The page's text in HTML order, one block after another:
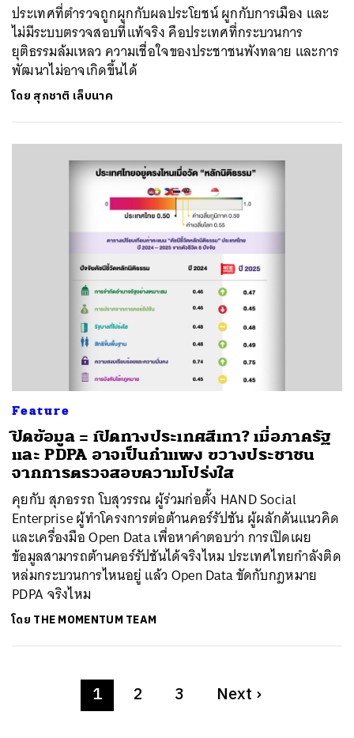
ประเทศที่ตำรวจถูกผูกกับผลประโยชน์ ผูกกับการเมือง และ
ไม่มีระบบตรวจสอบที่แท้จริง คือประเทศที่กระบวนการ
ยุติธรรมล้มเหลว ความเชื่อใจของประชาชนพังทลาย และการ
พัฒนาไม่อาจเกิดขึ้นได้
โดย สุภชาติ เล็บนาค
Feature
ปิดข้อมูล = เปิดทางประเทศสีเทา? เมื่อภาครัฐ
และ PDPA อาจเป็นกำแพง ขวางประชาชน
จากการตรวจสอบความโปร่งใส
คุยกับ สุภอรรถ โบสุวรรณ ผู้ร่วมก่อตั้ง HAND Social
Enterprise ผู้ทำโครงการต่อต้านคอร์รัปชัน ผู้ผลักดันแนวคิด
และเครื่องมือ Open Data เพื่อหาคำตอบว่า การเปิดเผย
ข้อมูลสามารถต้านคอร์รัปชันได้จริงไหม ประเทศไทยกำลังติด
หล่มกระบวนการไหนอยู่ แล้ว Open Data ขัดกับกฎหมาย
PDPA จริงไหม
โดย THE MOMENTUM TEAM
1 2 3 Next›